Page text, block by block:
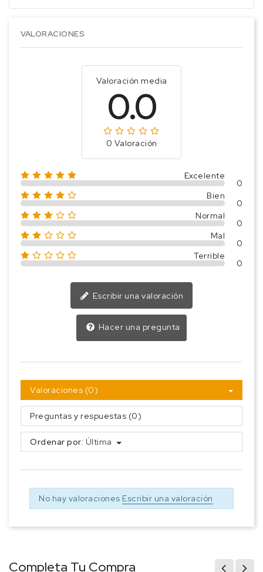
VALORACIONES
Valoración media
0.0
0 Valoración
Excelente
0
Bien
0
Normal
0
Mal
0
Terrible
0
Escribir una valoración
Hacer una pregunta
Valoraciones (0)
Preguntas y respuestas (0)
Ordenar por: Última
No hay valoraciones Escribir una valoración
Completa Tu Compra